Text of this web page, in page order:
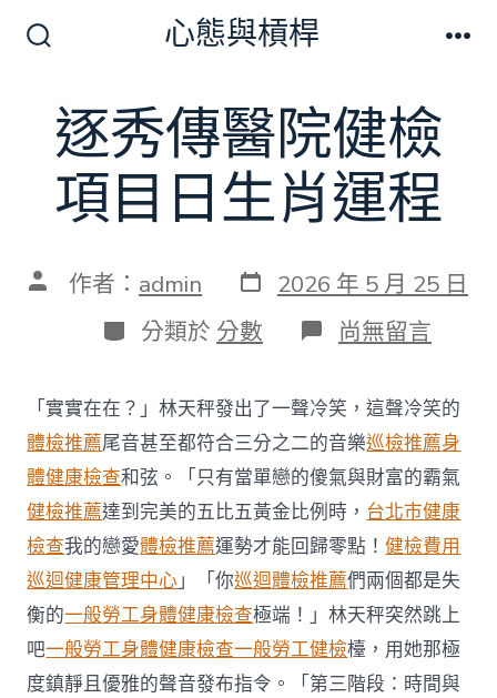
切
換
開
關
心態與槓桿
逐秀傳醫院健檢
項目日生肖運程
文 作者： admin 發
表
日
期
2026 年 5 月 25 日
分
類
分類於 分數 在
〈逐
傳
醫
院
健
檢
項
目
日
生
肖
運
程〉
中
尚無留言
「實實在在？」林天秤發出了一聲冷笑，這聲冷笑的
體檢推薦尾音甚至都符合三分之二的音樂巡檢推薦身
體健康檢查和弦。「只有當單戀的傻氣與財富的霸氣
健檢推薦達到完美的五比五黃金比例時， 台北巿健康
檢查我的戀愛體檢推薦運勢才能回歸零點！健檢費用
巡迴健康管理中心」「你巡迴體檢推薦們兩個都是失
衡的一般勞工身體健康檢查極端！」林天秤突然跳上
吧一般勞工身體健康檢查一般勞工健檢檯，用她那極
度鎮靜且優雅的聲音發布指令。「第三階段：時間與